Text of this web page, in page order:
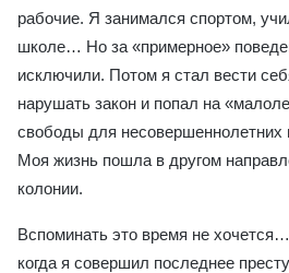
рабочие. Я занимался спортом,
школе… Но за «примерное»
исключили. Потом я стал вести
нарушать закон и попал на
свободы для несовершеннолетних
Моя жизнь пошла в другом
колонии.
Вспоминать это время не
когда я совершил последнее